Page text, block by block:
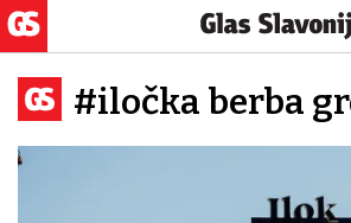
#iločka berba